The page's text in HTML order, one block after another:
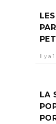
Il y a
LA